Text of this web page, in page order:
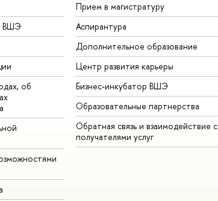
ВШЭ
об
Прием в магистратуру
Аспирантура
Дополнительное образование
Центр развития карьеры
Бизнес-инкубатор ВШЭ
Образовательные партнерства
Обратная связь и взаимодействие с
получателями услуг